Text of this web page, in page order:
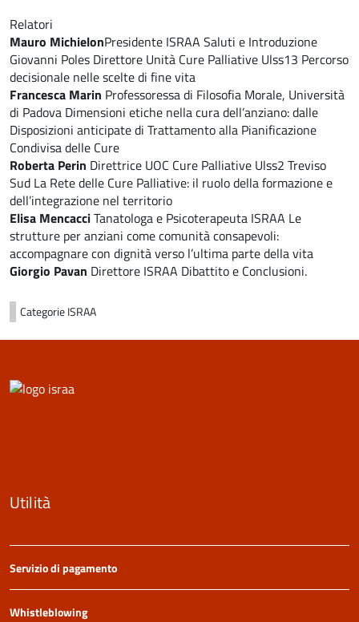
Relatori
Mauro MichielonPresidente ISRAA Saluti e Introduzione
Giovanni Poles Direttore Unità Cure Palliative Ulss13 Percorso
decisionale nelle scelte di fine vita
Francesca Marin Professoressa di Filosofia Morale, Università
di Padova Dimensioni etiche nella cura dell’anziano: dalle
Disposizioni anticipate di Trattamento alla Pianificazione
Condivisa delle Cure
Roberta Perin Direttrice UOC Cure Palliative Ulss2 Treviso
Sud La Rete delle Cure Palliative: il ruolo della formazione e
dell’integrazione nel territorio
Elisa MencacciTanatologa e Psicoterapeuta ISRAA Le
strutture per anziani come comunità consapevoli:
accompagnare con dignità verso l’ultima parte della vita
Giorgio Pavan Direttore ISRAA Dibattito e Conclusioni.
CategorieISRAA
Utilità
Servizio di pagamento
Whistleblowing